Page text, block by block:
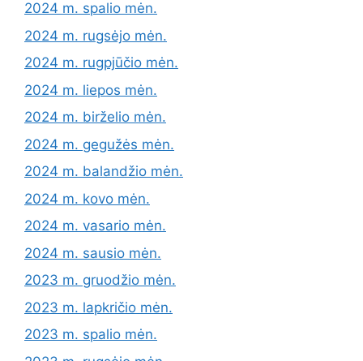
2024 m. spalio mėn.
2024 m. rugsėjo mėn.
2024 m. rugpjūčio mėn.
2024 m. liepos mėn.
2024 m. birželio mėn.
2024 m. gegužės mėn.
2024 m. balandžio mėn.
2024 m. kovo mėn.
2024 m. vasario mėn.
2024 m. sausio mėn.
2023 m. gruodžio mėn.
2023 m. lapkričio mėn.
2023 m. spalio mėn.